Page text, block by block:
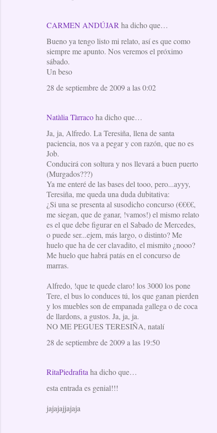
CARMEN ANDÚJAR ha dicho que…
Bueno ya tengo listo mi relato, así es que como
siempre me apunto. Nos veremos el próximo
sábado.
Un beso
28 de septiembre de 2009 a las 0:02
Natàlia Tàrracoha dicho que…
Ja, ja, Alfredo. La Teresiña, llena de santa
paciencia, nos va a pegar y con razón, que no es
Job.
Conducirá con soltura y nos llevará a buen puerto
(Murgados???)
Ya me enteré de las bases del tooo, pero...ayyy,
Teresiña, me queda una duda dubitativa:
¿Si una se presenta al susodicho concurso (€€€€,
me siegan, que de ganar, !vamos!) el mismo relato
es el que debe figurar en el Sabado de Mercedes,
o puede ser...ejem, más largo, o distinto? Me
huelo que ha de cer clavadito, el mismito ¿nooo?
Me huelo que habrá patás en el concurso de
marras.
Alfredo, !que te quede claro! los 3000 los pone
Tere, el bus lo conduces tú, los que ganan pierden
y los muebles son de empanada gallega o de coca
de llardons, a gustos. Ja, ja, ja.
NO ME PEGUES TERESIÑA, natalí
28 de septiembre de 2009 a las 19:50
RitaPiedrafita ha dicho que…
esta entrada es genial!!!
jajajajjajaja